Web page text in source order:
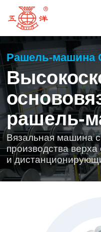
Рашель-машина
рашель-
Вязальная машина
производства
и